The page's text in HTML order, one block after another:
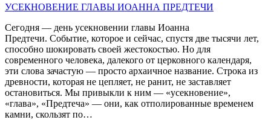
УСЕКНОВЕНИЕ ГЛАВЫ ИОАННА ПРЕДТЕЧИ
Сегодня — день усекновении главы Иоанна
Предтечи. Событие, которое и сейчас, спустя две тысячи лет,
способно шокировать своей жестокостью. Но для
современного человека, далекого от церковного календаря,
эти слова зачастую — просто архаичное название. Строка из
древности, которая не цепляет, не ранит, не заставляет
остановиться. Мы привыкли к ним — «усекновение»,
«глава», «Предтеча» — они, как отполированные временем
камни, скользят по…